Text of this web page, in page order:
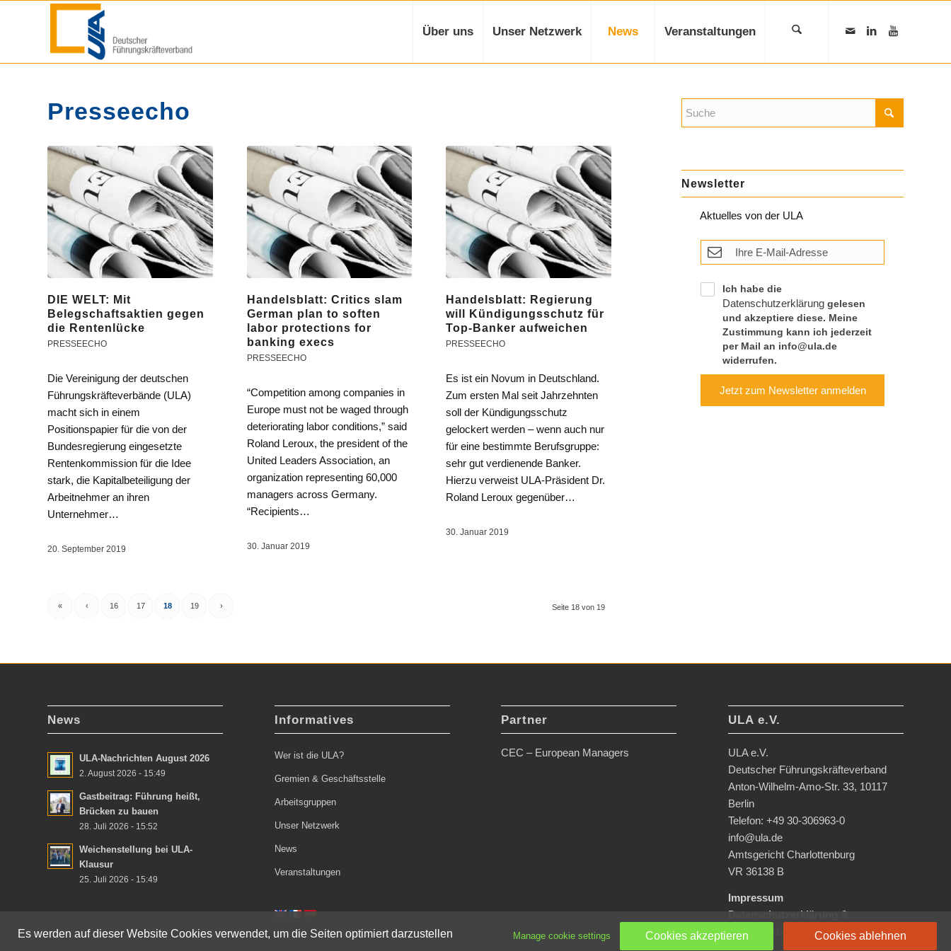
Über uns Unser Netzwerk News Veranstaltungen
Presseecho
DIE WELT: Mit
Belegschaftsaktien gegen
die Rentenlücke
PRESSEECHO
Die Vereinigung der deutschen
Führungskräfteverbände (ULA)
macht sich in einem
Positionspapier für die von der
Bundesregierung eingesetzte
Rentenkommission für die Idee
stark, die Kapitalbeteiligung der
Arbeitnehmer an ihren
Unternehmer…
20. September 2019
Handelsblatt: Critics slam
German plan to soften
labor protections for
banking execs
PRESSEECHO
“Competition among companies in
Europe must not be waged through
deteriorating labor conditions,” said
Roland Leroux, the president of the
United Leaders Association, an
organization representing 60,000
managers across Germany.
“Recipients…
30. Januar 2019
Handelsblatt: Regierung
will Kündigungsschutz für
Top-Banker aufweichen
PRESSEECHO
Es ist ein Novum in Deutschland.
Zum ersten Mal seit Jahrzehnten
soll der Kündigungsschutz
gelockert werden – wenn auch nur
für eine bestimmte Berufsgruppe:
sehr gut verdienende Banker.
Hierzu verweist ULA-Präsident Dr.
Roland Leroux gegenüber…
30. Januar 2019
Seite 18 von 19
« ‹ 16 17 18 19 ›
Newsletter
Jetzt zum Newsletter anmelden
Aktuelles von der ULA
Ich habe die
Datenschutzerklärunggelesen
und akzeptiere diese. Meine
Zustimmung kann ich jederzeit
per Mail an info@ula.de
widerrufen.
News
ULA-Nachrichten August 2026
2. August 2026 - 15:49
Gastbeitrag: Führung heißt,
Brücken zu bauen
28. Juli 2026 - 15:52
Weichenstellung bei ULA-
Klausur
25. Juli 2026 - 15:49
Informatives
Wer ist die ULA?
Gremien & Geschäftsstelle
Arbeitsgruppen
Unser Netzwerk
News
Veranstaltungen
Partner
CEC – European Managers
ULA e.V.
ULA e.V.
Deutscher Führungskräfteverband
Anton-Wilhelm-Amo-Str. 33, 10117
Berlin
Telefon: +49 30-306963-0
info@ula.de
Amtsgericht Charlottenburg
VR 36138 B
Impressum
Datenschutzerklärung &
Nutzungsbedingungen
Es werden auf dieser Website Cookies verwendet, um die Seiten optimiert darzustellen Manage cookie settings Cookies akzeptieren Cookies ablehnen